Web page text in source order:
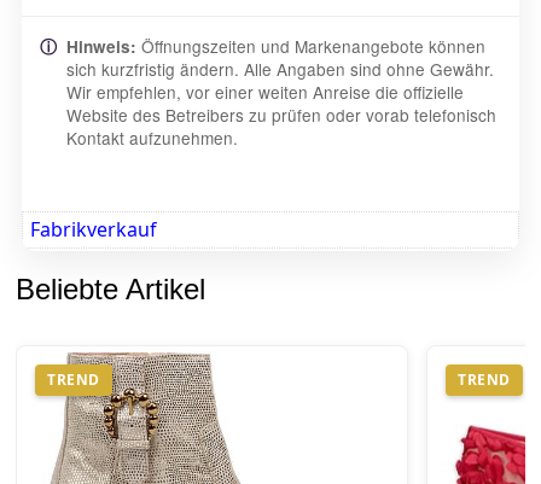
ⓘ Hinweis: Öffnungszeiten und Markenangebote können
sich kurzfristig ändern. Alle Angaben sind ohne Gewähr.
Wir empfehlen, vor einer weiten Anreise die offizielle
Website des Betreibers zu prüfen oder vorab telefonisch
Kontakt aufzunehmen.
Fabrikverkauf
Beliebte Artikel
TREND TREND